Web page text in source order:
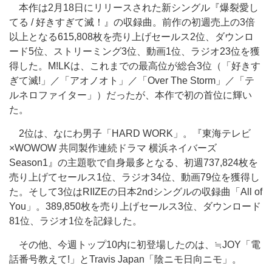
本作は2月18日にリリースされた新シングル『爆裂愛し
てる / 好きすぎて滅！』の収録曲。前作の初週売上の3倍
以上となる615,808枚を売り上げセールス2位、ダウンロ
ード5位、ストリーミング3位、動画1位、ラジオ23位を獲
得した。M!LKは、これまでの最高位が総合3位（「好きす
ぎて滅!」／「アオノオト」／「Over The Storm」／「テ
ルネロファイター」）だったが、本作で初の首位に輝い
た。
2位は、なにわ男子「HARD WORK」。『東海テレビ
×WOWOW 共同製作連続ドラマ 横浜ネイバーズ
Season1』の主題歌で自身最多となる、初週737,824枚を
売り上げてセールス1位、ラジオ34位、動画79位を獲得し
た。そして3位はRIIZEの日本2ndシングルの収録曲「All of
You」。389,850枚を売り上げセールス3位、ダウンロード
81位、ラジオ1位を記録した。
その他、今週トップ10内に初登場したのは、≒JOY「電
話番号教えて!」とTravis Japan「陰ニモ日向ニモ」。